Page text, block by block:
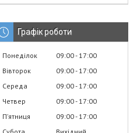
Графік роботи
Понеділок 09:00 17:00
Вівторок
09:00 17:00
Середа
09:00 17:00
Четвер
09:00 17:00
Пʼятниця
09:00 17:00